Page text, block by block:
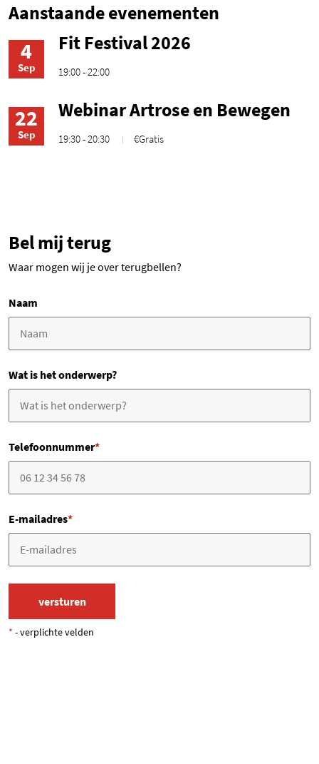
Aanstaande evenementen
4
Sep
Fit Festival 2026
19:00 - 22:00
22
Sep
Webinar Artrose en Bewegen
19:30 - 20:30 €Gratis
Bel mij terug
Waar mogen wij je over terugbellen?
Naam
Wat is het onderwerp?
Telefoonnummer*
E-mailadres*
* - verplichte velden